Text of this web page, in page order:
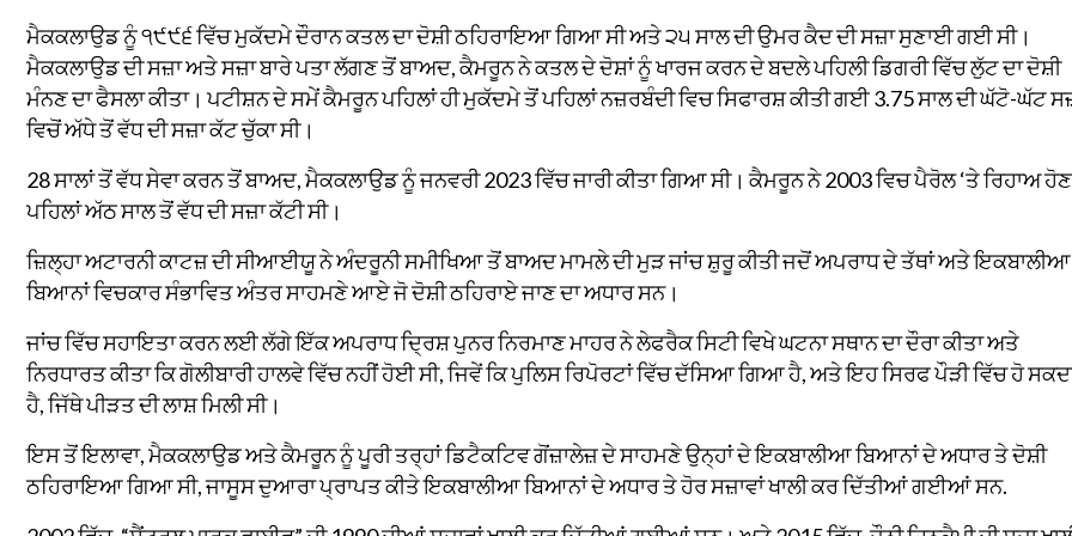
ਮੈਕਕਲਾਉਡ ਨੂੰ ੧੯੯੬ ਵਿੱਚ ਮੁਕੱਦਮੇ ਦੌਰਾਨ ਕਤਲ ਦਾ ਦੋਸ਼ੀ ਠਹਿਰਾਇਆ ਗਿਆ ਸੀ ਅਤੇ ੨੫ ਸਾਲ ਦੀ ਉਮਰ ਕੈਦ ਦੀ ਸਜ਼ਾ ਸੁਣਾਈ ਗਈ ਸੀ।
ਮੈਕਕਲਾਉਡ ਦੀ ਸਜ਼ਾ ਅਤੇ ਸਜ਼ਾ ਬਾਰੇ ਪਤਾ ਲੱਗਣ ਤੋਂ ਬਾਅਦ, ਕੈਮਰੂਨ ਨੇ ਕਤਲ ਦੇ ਦੋਸ਼ਾਂ ਨੂੰ ਖਾਰਜ ਕਰਨ ਦੇ ਬਦਲੇ ਪਹਿਲੀ ਡਿਗਰੀ ਵਿੱਚ ਲੁੱਟ ਦਾ ਦੋਸ਼ੀ
ਮੰਨਣ ਦਾ ਫੈਸਲਾ ਕੀਤਾ। ਪਟੀਸ਼ਨ ਦੇ ਸਮੇਂ ਕੈਮਰੂਨ ਪਹਿਲਾਂ ਹੀ ਮੁਕੱਦਮੇ ਤੋਂ ਪਹਿਲਾਂ ਨਜ਼ਰਬੰਦੀ ਵਿਚ ਸਿਫਾਰਸ਼ ਕੀਤੀ ਗਈ 3.75 ਸਾਲ ਦੀ ਘੱਟੋ-ਘੱਟ
ਵਿਚੋਂ ਅੱਧੇ ਤੋਂ ਵੱਧ ਦੀ ਸਜ਼ਾ ਕੱਟ ਚੁੱਕਾ ਸੀ।
28 ਸਾਲਾਂ ਤੋਂ ਵੱਧ ਸੇਵਾ ਕਰਨ ਤੋਂ ਬਾਅਦ, ਮੈਕਕਲਾਉਡ ਨੂੰ ਜਨਵਰੀ 2023 ਵਿੱਚ ਜਾਰੀ ਕੀਤਾ ਗਿਆ ਸੀ। ਕੈਮਰੂਨ ਨੇ 2003 ਵਿਚ ਪੈਰੋਲ ‘ਤੇ ਰਿਹਾਅ
ਪਹਿਲਾਂ ਅੱਠ ਸਾਲ ਤੋਂ ਵੱਧ ਦੀ ਸਜ਼ਾ ਕੱਟੀ ਸੀ।
ਜ਼ਿਲ੍ਹਾ ਅਟਾਰਨੀ ਕਾਟਜ਼ ਦੀ ਸੀਆਈਯੂ ਨੇ ਅੰਦਰੂਨੀ ਸਮੀਖਿਆ ਤੋਂ ਬਾਅਦ ਮਾਮਲੇ ਦੀ ਮੁੜ ਜਾਂਚ ਸ਼ੁਰੂ ਕੀਤੀ ਜਦੋਂ ਅਪਰਾਧ ਦੇ ਤੱਥਾਂ ਅਤੇ ਇਕਬਾਲੀਆ
ਬਿਆਨਾਂ ਵਿਚਕਾਰ ਸੰਭਾਵਿਤ ਅੰਤਰ ਸਾਹਮਣੇ ਆਏ ਜੋ ਦੋਸ਼ੀ ਠਹਿਰਾਏ ਜਾਣ ਦਾ ਅਧਾਰ ਸਨ।
ਜਾਂਚ ਵਿੱਚ ਸਹਾਇਤਾ ਕਰਨ ਲਈ ਲੱਗੇ ਇੱਕ ਅਪਰਾਧ ਦ੍ਰਿਸ਼ ਪੁਨਰ ਨਿਰਮਾਣ ਮਾਹਰ ਨੇ ਲੇਫਰੈਕ ਸਿਟੀ ਵਿਖੇ ਘਟਨਾ ਸਥਾਨ ਦਾ ਦੌਰਾ ਕੀਤਾ ਅਤੇ
ਨਿਰਧਾਰਤ ਕੀਤਾ ਕਿ ਗੋਲੀਬਾਰੀ ਹਾਲਵੇ ਵਿੱਚ ਨਹੀਂ ਹੋਈ ਸੀ, ਜਿਵੇਂ ਕਿ ਪੁਲਿਸ ਰਿਪੋਰਟਾਂ ਵਿੱਚ ਦੱਸਿਆ ਗਿਆ ਹੈ, ਅਤੇ ਇਹ ਸਿਰਫ ਪੌੜੀ ਵਿੱਚ ਹੋ
ਹੈ, ਜਿੱਥੇ ਪੀੜਤ ਦੀ ਲਾਸ਼ ਮਿਲੀ ਸੀ।
ਇਸ ਤੋਂ ਇਲਾਵਾ, ਮੈਕਕਲਾਉਡ ਅਤੇ ਕੈਮਰੂਨ ਨੂੰ ਪੂਰੀ ਤਰ੍ਹਾਂ ਡਿਟੈਕਟਿਵ ਗੋਂਜ਼ਾਲੇਜ਼ ਦੇ ਸਾਹਮਣੇ ਉਨ੍ਹਾਂ ਦੇ ਇਕਬਾਲੀਆ ਬਿਆਨਾਂ ਦੇ ਅਧਾਰ ਤੇ ਦੋਸ਼ੀ
ਠਹਿਰਾਇਆ ਗਿਆ ਸੀ, ਜਾਸੂਸ ਦੁਆਰਾ ਪ੍ਰਾਪਤ ਕੀਤੇ ਇਕਬਾਲੀਆ ਬਿਆਨਾਂ ਦੇ ਅਧਾਰ ਤੇ ਹੋਰ ਸਜ਼ਾਵਾਂ ਖਾਲੀ ਕਰ ਦਿੱਤੀਆਂ ਗਈਆਂ ਸਨ.